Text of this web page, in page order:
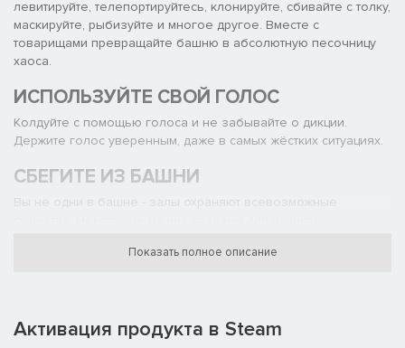
левитируйте, телепортируйтесь, клонируйте, сбивайте с толку,
маскируйте, рыбизуйте и многое другое. Вместе с
товарищами превращайте башню в абсолютную песочницу
хаоса.
ИСПОЛЬЗУЙТЕ СВОЙ ГОЛОС
Колдуйте с помощью голоса и не забывайте о дикции.
Держите голос уверенным, даже в самых жёстких ситуациях.
СБЕГИТЕ ИЗ БАШНИ
Вы не одни в башне - залы охраняют всевозможные
магических экспериментов. А есть и такие существа тьмы, о
Показать полное описание
Активация продукта в Steam